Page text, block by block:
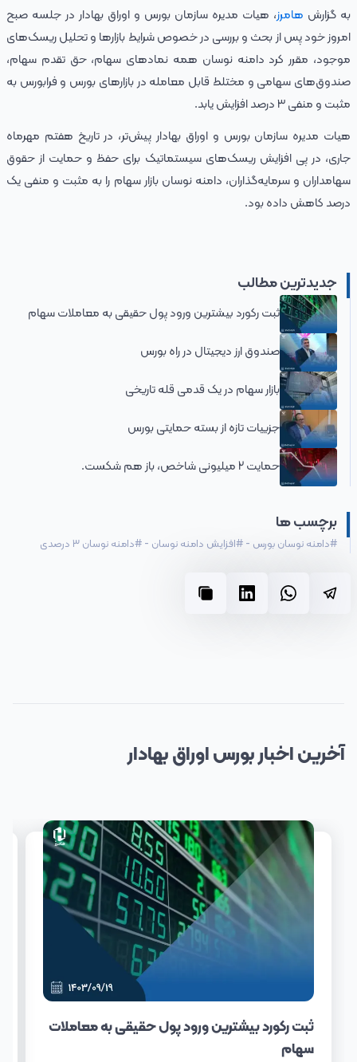
به گزارش هامرز، هیات مدیره سازمان بورس و اوراق بهادار در جلسه صبح
امروز خود پس از بحث و بررسی در خصوص شرایط بازارها و تحلیل ریسک‌های
موجود، مقرر کرد دامنه نوسان همه نمادهای سهام، حق تقدم سهام،
صندوق‌های سهامی و مختلط قابل معامله در بازارهای بورس و فرابورس به
مثبت و منفی ۳ درصد افزایش یابد.
هیات مدیره سازمان بورس و اوراق بهادار پیش‌تر، در تاریخ هفتم مهرماه
جاری، در پی افزایش ریسک‌های سیستماتیک برای حفظ و حمایت از حقوق
سهامداران و سرمایه‌گذاران، دامنه نوسان بازار سهام را به مثبت و منفی یک
درصد کاهش داده بود.
جدیدترین مطالب
ثبت رکورد بیشترین ورود پول حقیقی به معاملات سهام
صندوق ارز دیجیتال در راه بورس
بازار سهام در یک قدمی قله تاریخی
جزییات تازه از بسته حمایتی بورس
حمایت 2 میلیونی شاخص، باز هم شکست.
برچسب ها
#دامنه نوسان بورس -
#افزایش دامنه نوسان -
#دامنه نوسان 3 درصدی
آخریناخباربورس اوراق بهادار
ثبت رکورد بیشترین ورود پول حقیقی به معاملات
سهام